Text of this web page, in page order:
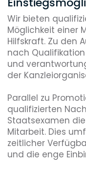
mit
zu essen
20.00 Uhr
Sofern in
angefallen
Wir bieten
Möglichkeit einer
Hilfskraft. Zu den
nach
und
der
Parallel zu
qualifizierten
Staatsexamen
Mitarbeit. Dies
zeitlicher
und die enge